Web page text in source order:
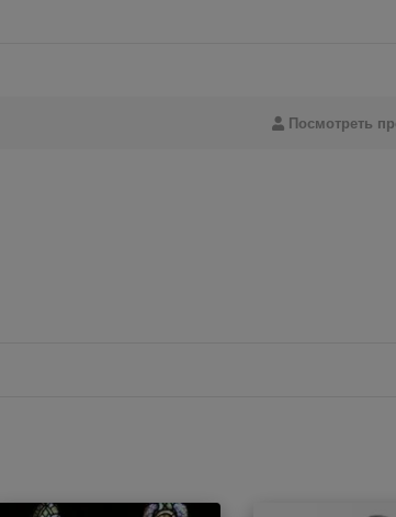
Посмотреть